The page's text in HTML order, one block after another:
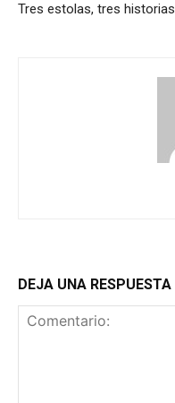
Tres estolas, tres historias
DEJA UNA RESPUESTA